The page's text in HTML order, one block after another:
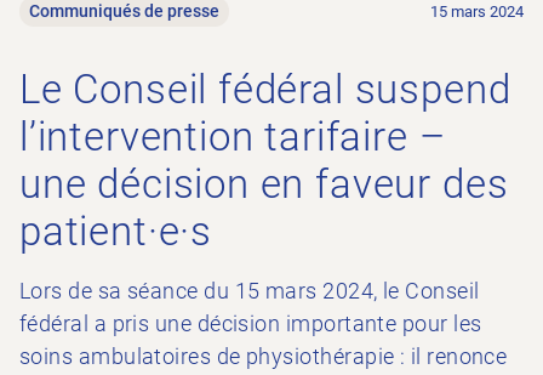
Communiqués de presse 15 mars 2024
Le Conseil fédéral suspend
l’intervention tarifaire –
une décision en faveur des
patient·e·s
Lors de sa séance du 15 mars 2024, le Conseil
fédéral a pris une décision importante pour les
soins ambulatoires de physiothérapie : il renonce